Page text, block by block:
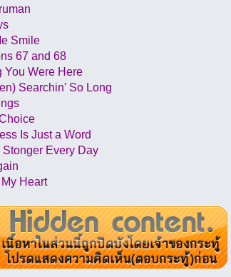
Smile
67 and 68
You Were Here
Searchin' So Long
Is Just a Word
Every Day
Heart